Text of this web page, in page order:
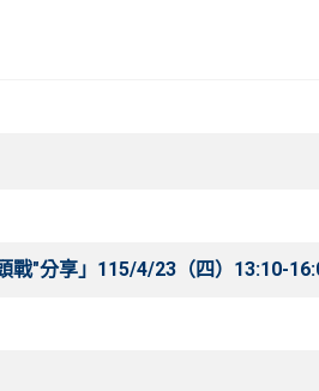
戰"分享」115/4/23（四）13:10-